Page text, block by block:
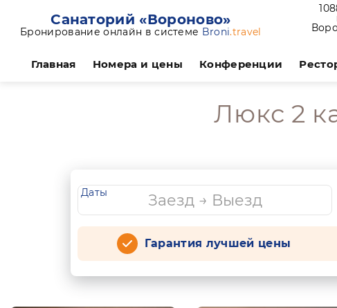
Санаторий «Вороново»
Бронирование онлайн в системе Broni.travel
Главная Номера и цены Конференции
Люкс 2
Даты
Гарантия лучшей цены